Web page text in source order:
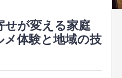
せが変える家庭
メ体験と地域の技